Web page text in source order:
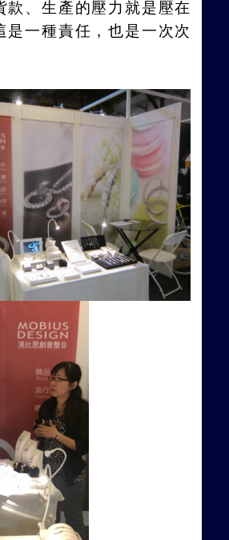
款、生產的壓力就是壓在
是一種責任，也是一次次